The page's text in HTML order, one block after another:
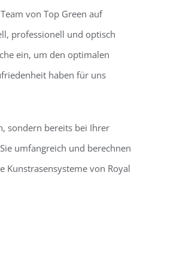
von Top Green auf
professionell und optisch
ein, um den optimalen
haben für uns
sondern bereits bei Ihrer
umfangreich und berechnen
Kunstrasensysteme von Royal